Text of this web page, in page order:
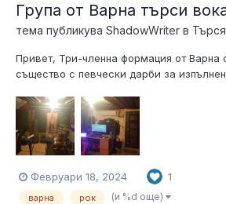
Група от Варна търси
тема публикува ShadowWriter в
Привет, Три-членна формация от Варна
същество с певчески дарби за
предимно за лично удоволствие, но
заплатени участия на година на
прочие.) Свирим кавъри на ан...
Февруари 18, 2024 1
варна рок (и %d още)